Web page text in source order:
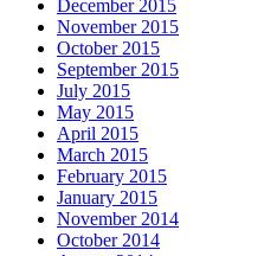
December 2015
November 2015
October 2015
September 2015
July 2015
May 2015
April 2015
March 2015
February 2015
January 2015
November 2014
October 2014